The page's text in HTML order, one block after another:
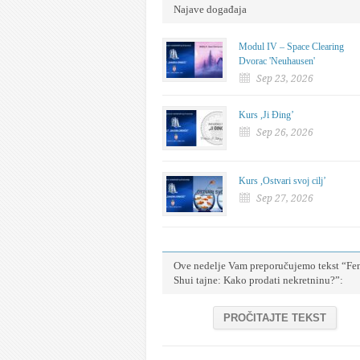
Najave događaja
Modul IV – Space Clearing
Dvorac 'Neuhausen'
Sep 23, 2026
Kurs ,Ji Đing’
Sep 26, 2026
Kurs ,Ostvari svoj cilj’
Sep 27, 2026
Ove nedelje Vam preporučujemo tekst
Shui tajne: Kako prodati nekretninu?”:
PROČITAJTE TEKST